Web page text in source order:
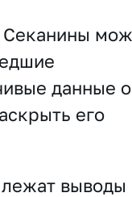
Секанины
данные
его
выводы